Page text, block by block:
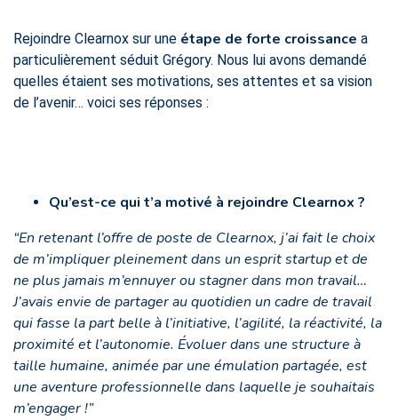
Rejoindre Clearnox sur une étape de forte croissance a
particulièrement séduit Grégory. Nous lui avons demandé
quelles étaient ses motivations, ses attentes et sa vision
de l’avenir… voici ses réponses :
Qu’est-ce qui t’a motivé à rejoindre Clearnox ?
“En retenant l’offre de poste de Clearnox, j’ai fait le choix
de m’impliquer pleinement dans un esprit startup et de
ne plus jamais m’ennuyer ou stagner dans mon travail…
J’avais envie de partager au quotidien un cadre de travail
qui fasse la part belle à l’initiative, l’agilité, la réactivité, la
proximité et l’autonomie. Évoluer dans une structure à
taille humaine, animée par une émulation partagée, est
une aventure professionnelle dans laquelle je souhaitais
m’engager !”